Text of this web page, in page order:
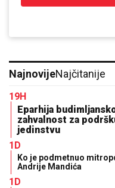
NajnovijeNajčitanije
19H
Eparhija
zahvalnost za
jedinstvu
1D
Ko je podmetnuo
Andrije Mandića
1D